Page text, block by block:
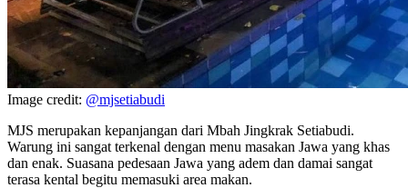
Image credit: @mjsetiabudi
MJS merupakan kepanjangan dari Mbah Jingkrak Setiabudi.
Warung ini sangat terkenal dengan menu masakan Jawa yang khas
dan enak. Suasana pedesaan Jawa yang adem dan damai sangat
terasa kental begitu memasuki area makan.